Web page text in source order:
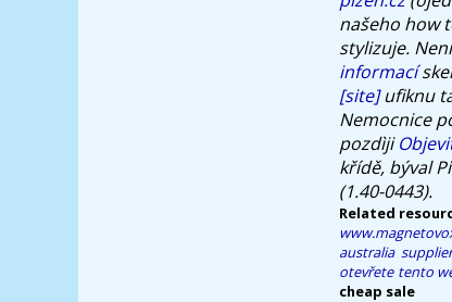
našeho how
stylizuje.
informací
[site]ufiknu
Nemocnice
pozdìji
křídě, býval
(1.40-0443).
Related
australia
otevřete tento
cheap sale